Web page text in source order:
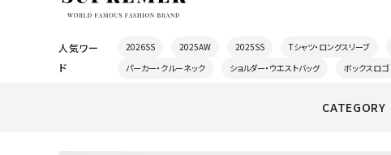
人気ワー
ド
2026SS 2025AW 2025SS Tシャツ・ロングスリーブ
パーカー・クルーネック
ショルダー・ウエストバッグ ボックスロゴ
CATEGORY